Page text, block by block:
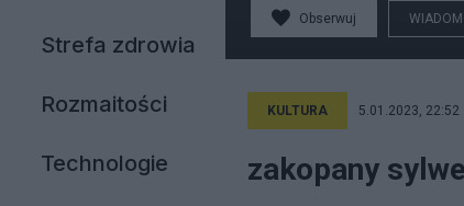
Strefa zdrowia
Rozmaitości
Technologie
Obserwuj
KULTURA 5.01.2023, 22:52
zakopany